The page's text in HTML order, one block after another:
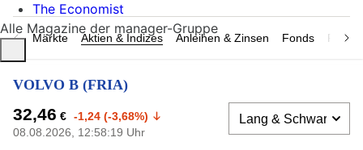
Märkte Aktien & Indizes Anleihen & Zinsen Fonds
VOLVO B (FRIA)
32,46 € -1,24 (-3,68%)
08.08.2026, 12:58:19 Uhr
The Economist
Alle Magazine der manager-Gruppe